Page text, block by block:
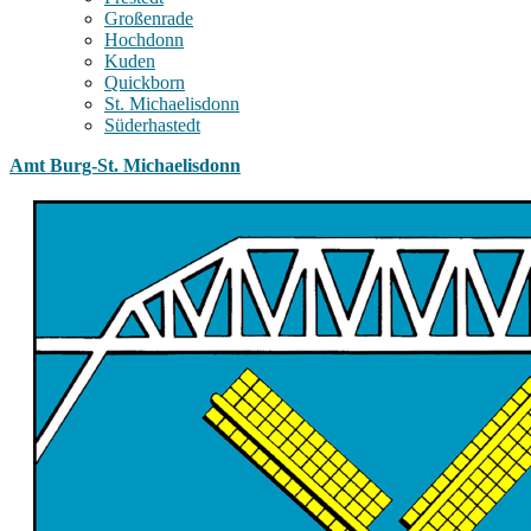
Großenrade
Hochdonn
Kuden
Quickborn
St. Michaelisdonn
Süderhastedt
Amt Burg-St. Michaelisdonn